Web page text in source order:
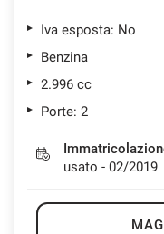
Iva esposta: No
Benzina
2.996 cc
Porte: 2
usato - 02/2019